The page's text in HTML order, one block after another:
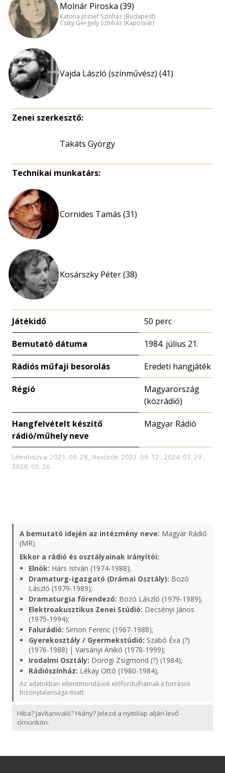
Molnár Piroska (39)
Katona József Színház (Budapest)
Csiky Gergely Színház (Kaposvár)
Vajda László (színművész) (41)
Zenei szerkesztő:
Takáts György
Technikai munkatárs:
Cornides Tamás (31)
Kosárszky Péter (38)
Játékidő 50 perc
Bemutató dátuma 1984. július 21.
Rádiós műfaji besorolás Eredeti hangjáték
Régió
Magyarország
(közrádió)
Hangfelvételt készítő
rádió/műhely neve
Magyar Rádió
Létrehozva: 2021. 09. 28.; Revíziók: 2023. 09. 12.; 2024. 03. 29.;
2026. 05. 26.
A bemutató idején az intézmény neve: Magyar Rádió
(MR)
Ekkor a rádió és osztályainak irányítói:
Elnök: Hárs István (1974-1988);
Dramaturg-igazgató (Drámai Osztály): Bozó
László (1979-1989);
Dramaturgia főrendező: Bozó László (1979-1989);
Elektroakusztikus Zenei Stúdió: Decsényi János
(1975-1994);
Falurádió: Simon Ferenc (1967-1988);
Gyerekosztály / Gyermekstúdió: Szabó Éva (?)
(1976-1988) | Varsányi Anikó (1978-1999);
Irodalmi Osztály: Dorogi Zsigmond (?) (1984);
Rádiószínház: Lékay Ottó (1980-1984);
Az adatokban ellentmondások előfordulhatnak a források
bizonytalansága miatt.
Hiba? Javítanivaló? Hiány? Jelezd a nyitólap alján levő
címünkön.